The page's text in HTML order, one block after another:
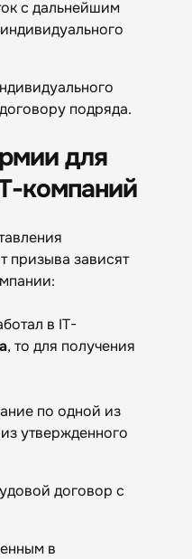
с дальнейшим
подряда.
для
компаний
призыва зависят
в IT-
, то для получения
по одной из
утвержденного
договор с
в